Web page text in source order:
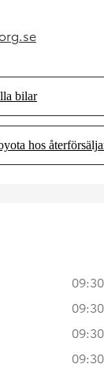
new tab)
bilar
(Opens in new tab)
hos
(Opens in new